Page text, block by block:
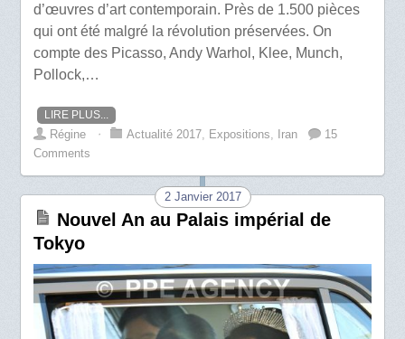
d’œuvres d’art contemporain. Près de 1.500 pièces
qui ont été malgré la révolution préservées. On
compte des Picasso, Andy Warhol, Klee, Munch,
Pollock,…
LIRE PLUS...
Régine ⋅ Actualité 2017, Expositions, Iran
15
Comments
2 Janvier 2017
Nouvel An au Palais impérial de
Tokyo